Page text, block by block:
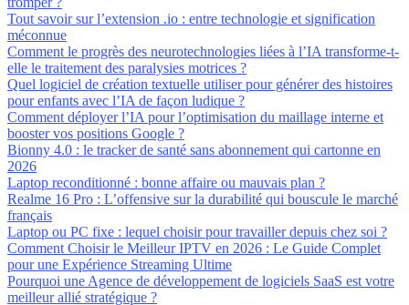
Tout savoir sur l’extension .io : entre technologie et signification
méconnue
Comment le progrès des neurotechnologies liées à l’IA transforme-t-
elle le traitement des paralysies motrices ?
Quel logiciel de création textuelle utiliser pour générer des histoires
pour enfants avec l’IA de façon ludique ?
Comment déployer l’IA pour l’optimisation du maillage interne et
booster vos positions Google ?
Bionny 4.0 : le tracker de santé sans abonnement qui cartonne en
2026
Laptop reconditionné : bonne affaire ou mauvais plan ?
Realme 16 Pro : L’offensive sur la durabilité qui bouscule le marché
français
Laptop ou PC fixe : lequel choisir pour travailler depuis chez soi ?
Comment Choisir le Meilleur IPTV en 2026 : Le Guide Complet
pour une Expérience Streaming Ultime
Pourquoi une Agence de développement de logiciels SaaS est votre
meilleur allié stratégique ?